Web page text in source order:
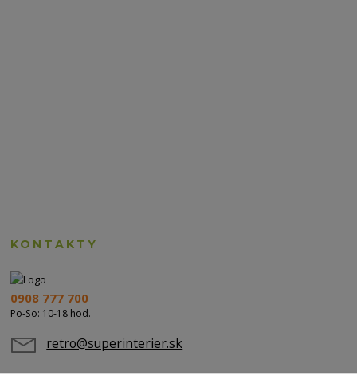
KONTAKTY
0908 777 700
Po-So: 10-18 hod.
retro@superinterier.sk